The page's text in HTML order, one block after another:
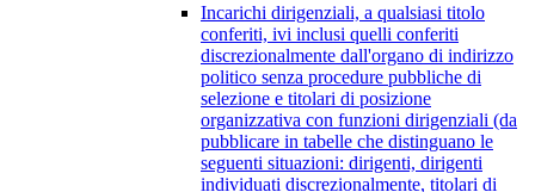
Incarichi dirigenziali, a qualsiasi titolo
conferiti, ivi inclusi quelli conferiti
discrezionalmente dall'organo di indirizzo
politico senza procedure pubbliche di
selezione e titolari di posizione
organizzativa con funzioni dirigenziali (da
pubblicare in tabelle che distinguano le
seguenti situazioni: dirigenti, dirigenti
individuati discrezionalmente, titolari di